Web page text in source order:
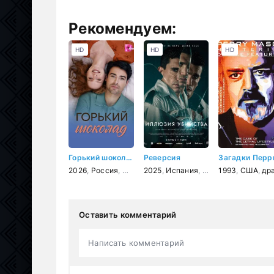
Рекомендуем:
Горький шоколад
2026 Россия мелодрама
HD
Реверсия
2025 Испания Доминикана,
HD
1993 США, драма
HD
Оставить комментарий
Написать комментарий